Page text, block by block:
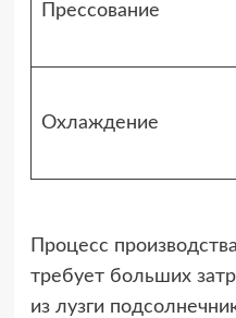
Прессование
Охлаждение
Процесс
требует больших
из лузги